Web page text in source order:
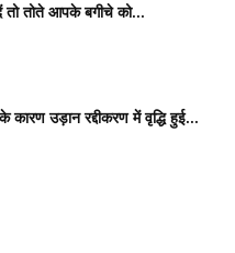
तोते आपके बगीचे को...
कारण उड़ान रद्दीकरण में वृद्धि हुई...